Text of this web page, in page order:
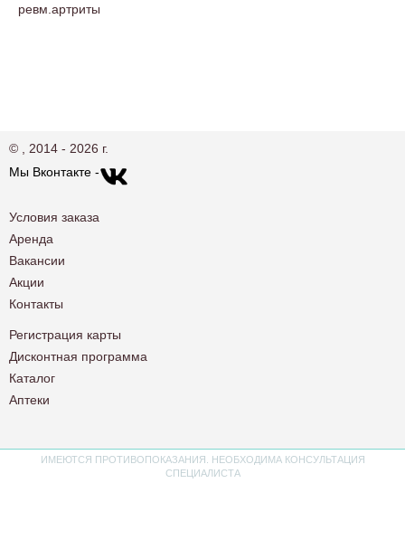
ревм.артриты
© , 2014 - 2026 г.
Мы Вконтакте -
Условия заказа
Аренда
Вакансии
Акции
Контакты
Регистрация карты
Дисконтная программа
Каталог
Аптеки
ИМЕЮТСЯ ПРОТИВОПОКАЗАНИЯ. НЕОБХОДИМА КОНСУЛЬТАЦИЯ
СПЕЦИАЛИСТА